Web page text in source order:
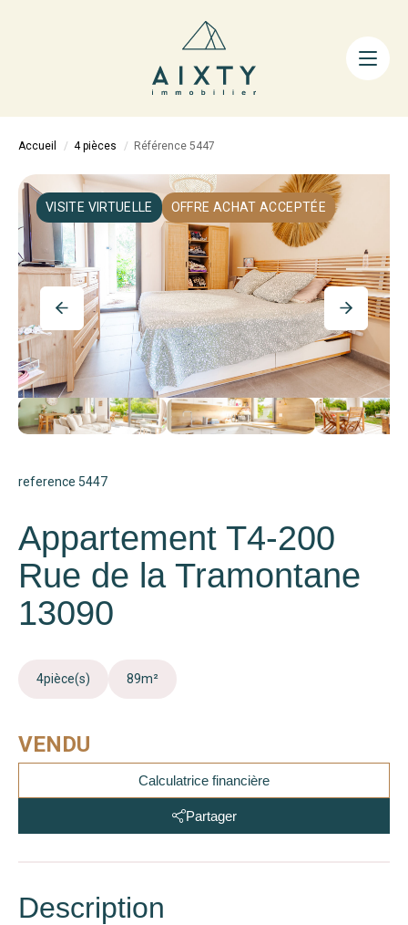
ACHETER
LA MÉTHODE
AIXTY & VOUS
Nos Agences
Nos Équipes
Nos Tarifs
Nos Biens Vendus
Notre City Guide
Accueil 4 pièces Référence 5447
VISITE VIRTUELLE OFFRE ACHAT ACCEPTÉE
reference 5447
Appartement T4-200
Rue de la Tramontane
13090
4pièce(s) 89m²
VENDU
Calculatrice financière
Partager
Description